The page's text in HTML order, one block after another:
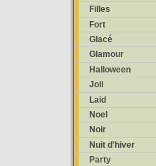
Filles
Fort
Glacé
Glamour
Halloween
Joli
Laid
Noel
Noir
Nuit d'hiver
Party